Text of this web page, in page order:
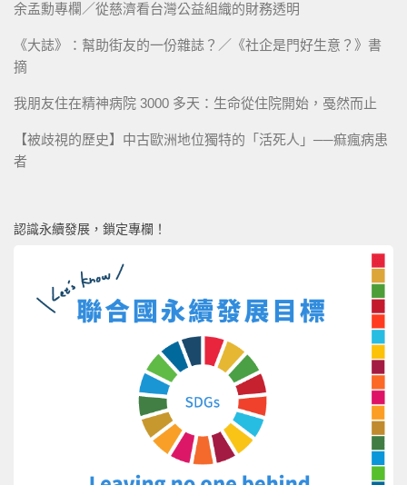
余孟勳專欄／從慈濟看台灣公益組織的財務透明
《大誌》：幫助街友的一份雜誌？／《社企是門好生意？》書
摘
我朋友住在精神病院 3000 多天：生命從住院開始，戞然而止
【被歧視的歷史】中古歐洲地位獨特的「活死人」──痲瘋病患
者
認識永續發展，鎖定專欄！